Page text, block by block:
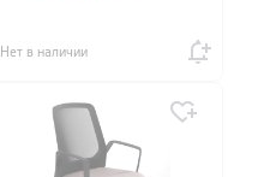
Нет в наличии